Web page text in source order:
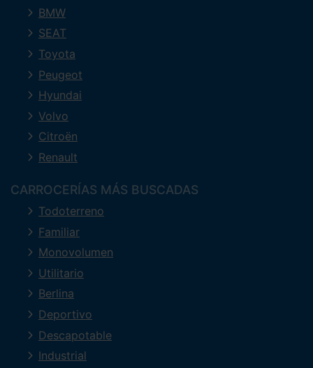
BMW
SEAT
Toyota
Peugeot
Hyundai
Volvo
Citroën
Renault
CARROCERÍAS MÁS BUSCADAS
Todoterreno
Familiar
Monovolumen
Utilitario
Berlina
Deportivo
Descapotable
Industrial